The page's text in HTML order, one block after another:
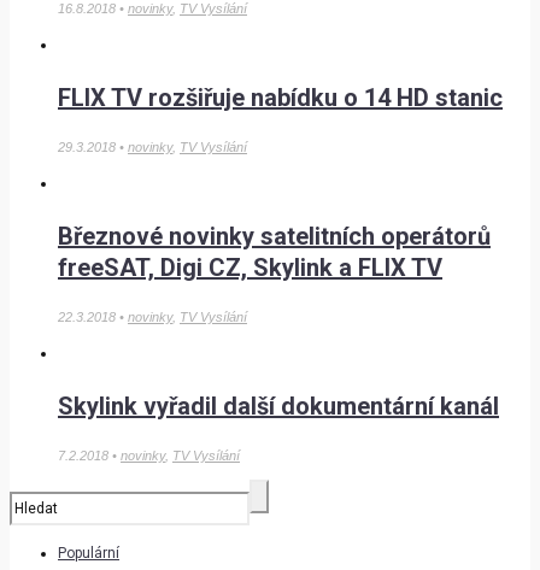
16.8.2018 • novinky, TV Vysílání
FLIX TV rozšiřuje nabídku o 14 HD stanic
29.3.2018 • novinky, TV Vysílání
Březnové novinky satelitních operátorů
freeSAT, Digi CZ, Skylink a FLIX TV
22.3.2018 • novinky, TV Vysílání
Skylink vyřadil další dokumentární kanál
7.2.2018 • novinky, TV Vysílání
Populární